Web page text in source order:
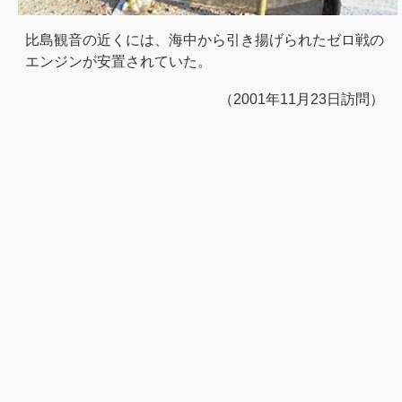
比島観音の近くには、海中から引き揚げられたゼロ戦の
エンジンが安置されていた。
（2001年11月23日訪問）